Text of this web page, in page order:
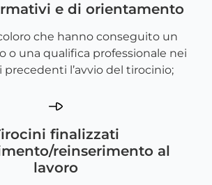
e di orientamento
che hanno conseguito un
o una qualifica professionale nei
l’avvio del tirocinio;
finalizzati
reinserimento al
lavoro